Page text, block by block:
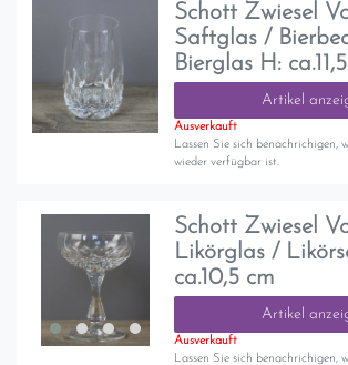
Schott Zwiesel
Saftglas /
Bierglas H:
Artikel
Ausverkauft
Lassen Sie sich benachrichigen,
wieder verfügbar ist.
Schott Zwiesel
Likörglas /
ca.10,5 cm
Artikel
Ausverkauft
Lassen Sie sich benachrichigen,